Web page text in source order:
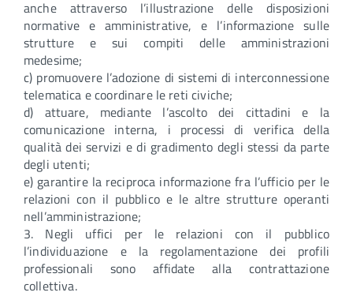
anche attraverso l’illustrazione delle disposizioni
normative e amministrative, e l’informazione sulle
strutture e sui compiti delle amministrazioni
medesime;
c) promuovere l’adozione di sistemi di interconnessione
telematica e coordinare le reti civiche;
d) attuare, mediante l’ascolto dei cittadini e la
comunicazione interna, i processi di verifica della
qualità dei servizi e di gradimento degli stessi da parte
degli utenti;
e) garantire la reciproca informazione fra l’ufficio per le
relazioni con il pubblico e le altre strutture operanti
nell’amministrazione;
3. Negli uffici per le relazioni con il pubblico
l’individuazione e la regolamentazione dei profili
professionali sono affidate alla contrattazione
collettiva.